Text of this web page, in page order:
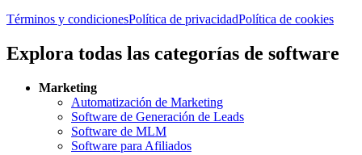
Términos y condicionesPolítica de privacidadPolítica de cookies
Explora todas las categorías de software
Marketing
Automatización de Marketing
Software de Generación de Leads
Software de MLM
Software para Afiliados